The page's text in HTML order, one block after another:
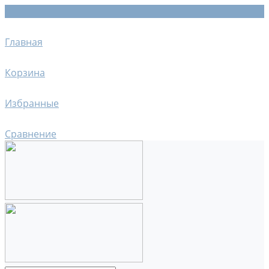
Главная
Корзина
Избранные
Сравнение